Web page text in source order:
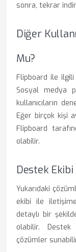
sonra, tekrar
Diğer
Mu?
Flipboard ile
Sosyal medya
kullanıcıların
Eğer birçok kişi
Flipboard
olabilir.
Destek
Yukarıdaki
ekibi ile
detaylı bir
olabilir.
çözümler